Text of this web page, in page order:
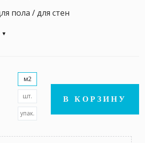
пола / для стен
м2
шт.
упак.
В КОРЗИНУ